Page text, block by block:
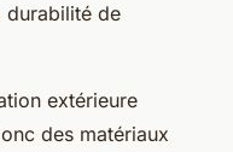
durabilité de
extérieure
des matériaux